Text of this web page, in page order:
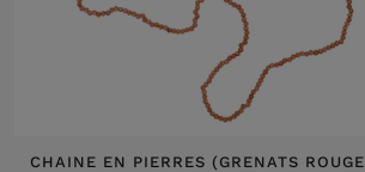
CHAINE EN PIERRES (GRENATS ROUGE